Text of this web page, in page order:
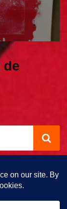
de